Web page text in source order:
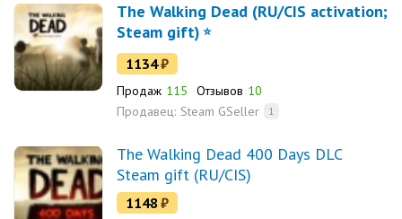
The Walking Dead (RU/CIS activation;
Steam gift)
1134₽
Продаж 115 Отзывов 10
Продавец: Steam GSeller 1
The Walking Dead 400 Days DLC
Steam gift (RU/CIS)
1148 ₽